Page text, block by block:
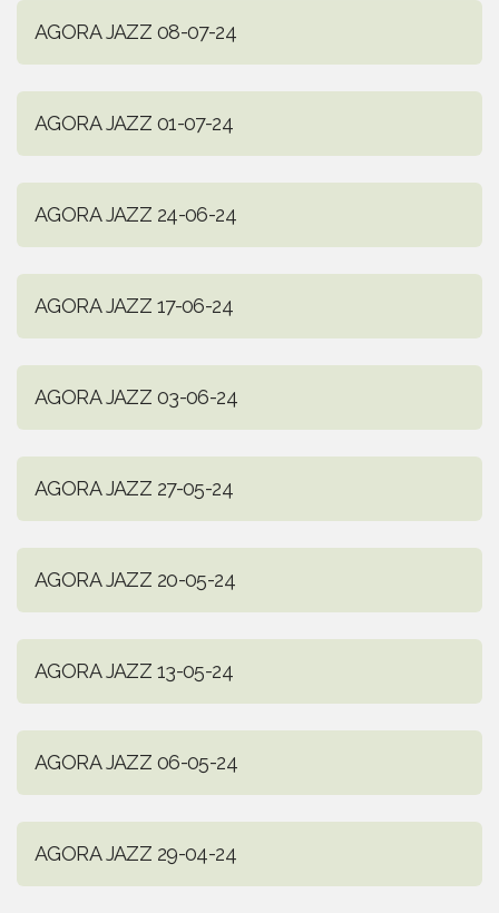
AGORA JAZZ 08-07-24
AGORA JAZZ 01-07-24
AGORA JAZZ 24-06-24
AGORA JAZZ 17-06-24
AGORA JAZZ 03-06-24
AGORA JAZZ 27-05-24
AGORA JAZZ 20-05-24
AGORA JAZZ 13-05-24
AGORA JAZZ 06-05-24
AGORA JAZZ 29-04-24